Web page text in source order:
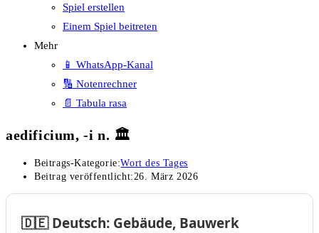
Spiel erstellen
Einem Spiel beitreten
Mehr
📱 WhatsApp-Kanal
🔢 Notenrechner
📄 Tabula rasa
aedificium, -i n. 🏛️
Beitrags-Kategorie:Wort des Tages
Beitrag veröffentlicht:26. März 2026
🇩🇪 Deutsch: Gebäude, Bauwerk